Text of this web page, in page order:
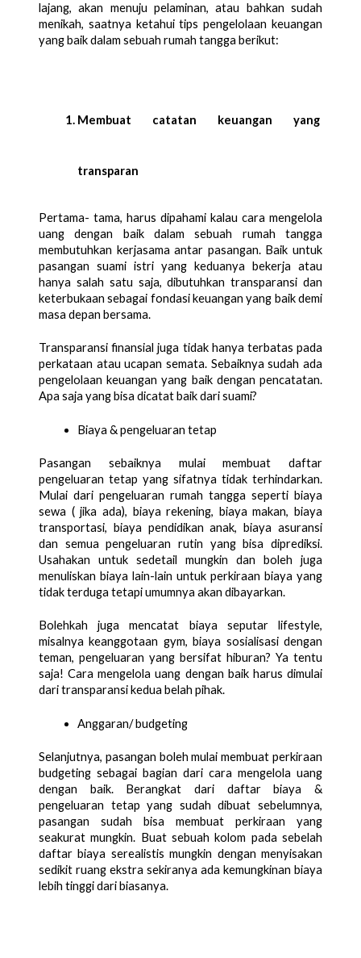
lajang, akan menuju pelaminan, atau bahkan sudah
menikah, saatnya ketahui tips pengelolaan keuangan
yang baik dalam sebuah rumah tangga berikut:
Membuat catatan keuangan yang
transparan
Pertama- tama, harus dipahami kalau cara mengelola
uang dengan baik dalam sebuah rumah tangga
membutuhkan kerjasama antar pasangan. Baik untuk
pasangan suami istri yang keduanya bekerja atau
hanya salah satu saja, dibutuhkan transparansi dan
keterbukaan sebagai fondasi keuangan yang baik demi
masa depan bersama.
Transparansi finansial juga tidak hanya terbatas pada
perkataan atau ucapan semata. Sebaiknya sudah ada
pengelolaan keuangan yang baik dengan pencatatan.
Apa saja yang bisa dicatat baik dari suami?
Biaya & pengeluaran tetap
Pasangan sebaiknya mulai membuat daftar
pengeluaran tetap yang sifatnya tidak terhindarkan.
Mulai dari pengeluaran rumah tangga seperti biaya
sewa ( jika ada), biaya rekening, biaya makan, biaya
transportasi, biaya pendidikan anak, biaya asuransi
dan semua pengeluaran rutin yang bisa diprediksi.
Usahakan untuk sedetail mungkin dan boleh juga
menuliskan biaya lain-lain untuk perkiraan biaya yang
tidak terduga tetapi umumnya akan dibayarkan.
Bolehkah juga mencatat biaya seputar lifestyle,
misalnya keanggotaan gym, biaya sosialisasi dengan
teman, pengeluaran yang bersifat hiburan? Ya tentu
saja! Cara mengelola uang dengan baik harus dimulai
dari transparansi kedua belah pihak.
Anggaran/ budgeting
Selanjutnya, pasangan boleh mulai membuat perkiraan
budgeting sebagai bagian dari cara mengelola uang
dengan baik. Berangkat dari daftar biaya &
pengeluaran tetap yang sudah dibuat sebelumnya,
pasangan sudah bisa membuat perkiraan yang
seakurat mungkin. Buat sebuah kolom pada sebelah
daftar biaya serealistis mungkin dengan menyisakan
sedikit ruang ekstra sekiranya ada kemungkinan biaya
lebih tinggi dari biasanya.